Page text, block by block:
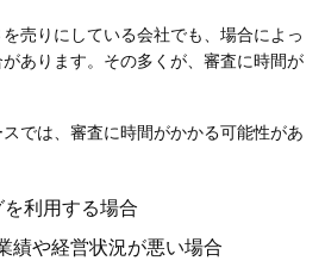
売りにしている会社でも、場合によっ
あります。その多くが、審査に時間が
では、審査に時間がかかる可能性があ
利用する場合
績や経営状況が悪い場合